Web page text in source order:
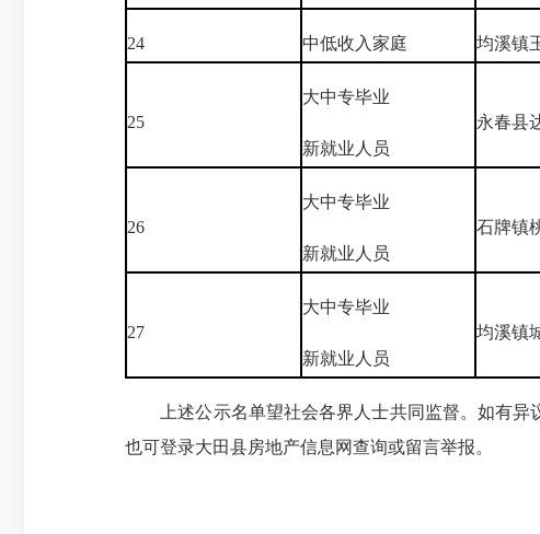
24 中低收入家庭 均溪镇
25
大中专毕业
新就业人员
永春县
26
大中专毕业
新就业人员
石牌镇
27
大中专毕业
新就业人员
均溪镇
上述公示名单望社会各界人士共同监督。如有异议
也可登录大田县房地产信息网查询或留言举报。